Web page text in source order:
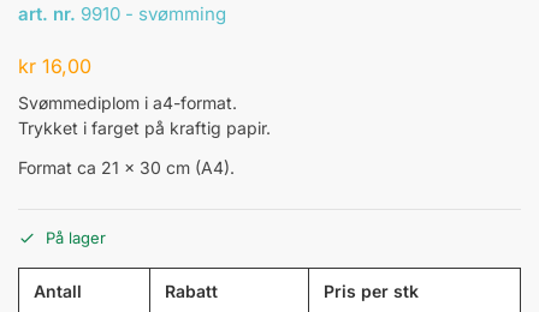
art. nr. 9910 - svømming
kr 16,00
Svømmediplom i a4-format.
Trykket i farget på kraftig papir.
Format ca 21 x 30 cm (A4).
På lager
Antall Rabatt Pris per stk